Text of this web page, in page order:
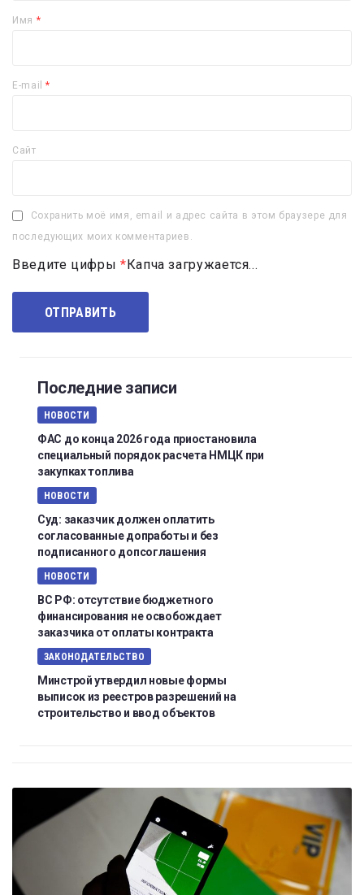
Имя *
E-mail*
Сайт
Сохранить моё имя, email и адрес сайта в этом браузере для
последующих моих комментариев.
Введите цифры * Капча загружается...
Последние записи
НОВОСТИ
ФАС до конца 2026 года приостановила
специальный порядок расчета НМЦК при
закупках топлива
НОВОСТИ
Суд: заказчик должен оплатить
согласованные допработы и без
подписанного допсоглашения
НОВОСТИ
ВС РФ: отсутствие бюджетного
финансирования не освобождает
заказчика от оплаты контракта
ЗАКОНОДАТЕЛЬСТВО
Минстрой утвердил новые формы
выписок из реестров разрешений на
строительство и ввод объектов